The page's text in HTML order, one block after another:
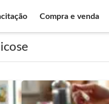
Compra e venda